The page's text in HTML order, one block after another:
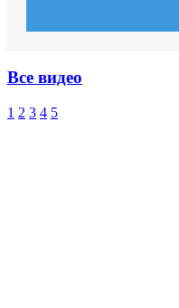
Все видео
1 2 3 4 5